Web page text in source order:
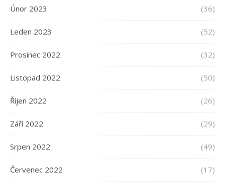
Únor 2023 (36)
Leden 2023 (52)
Prosinec 2022 (32)
Listopad 2022 (50)
Říjen 2022 (26)
Září 2022 (29)
Srpen 2022 (49)
Červenec 2022 (17)